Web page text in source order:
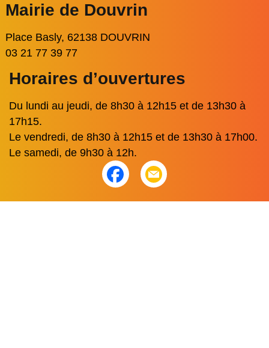
Mairie de Douvrin
Place Basly, 62138 DOUVRIN
03 21 77 39 77
Horaires d’ouvertures
Du lundi au jeudi, de 8h30 à 12h15 et de 13h30 à
17h15.
Le vendredi, de 8h30 à 12h15 et de 13h30 à 17h00.
Le samedi, de 9h30 à 12h.